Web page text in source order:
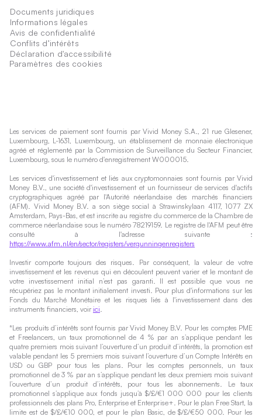
Documents juridiques
Informations légales
Avis de confidentialité
Conflits d’intérêts
Déclaration d'accessibilité
Paramètres des cookies
Les services de paiement sont fournis par Vivid Money S.A., 21 rue Glesener,
Luxembourg, L-1631, Luxembourg, un établissement de monnaie électronique
agréé et réglementé par la Commission de Surveillance du Secteur Financier,
Luxembourg, sous le numéro d'enregistrement W000015.
Les services d'investissement et liés aux cryptomonnaies sont fournis par Vivid
Money B.V., une société d'investissement et un fournisseur de services d'actifs
cryptographiques agréé par l'Autorité néerlandaise des marchés financiers
(AFM). Vivid Money B.V. a son siège social à Strawinskylaan 4117, 1077 ZX
Amsterdam, Pays-Bas, et est inscrite au registre du commerce de la Chambre de
commerce néerlandaise sous le numéro 78219159. Le registre de l'AFM peut être
consulté à l'adresse suivante :
https://www.afm.nl/en/sector/registers/vergunningenregisters
Investir comporte toujours des risques. Par conséquent, la valeur de votre
investissement et les revenus qui en découlent peuvent varier et le montant de
votre investissement initial n’est pas garanti. Il est possible que vous ne
récupériez pas le montant initialement investi. Pour plus d'informations sur les
Fonds du Marché Monétaire et les risques liés à l'investissement dans des
instruments financiers, voir ici.
*Les produits d’intérêts sont fournis par Vivid Money B.V. Pour les comptes PME
et Freelancers, un taux promotionnel de 4 % par an s’applique pendant les
quatre premiers mois suivant l’ouverture d’un produit d’intérêts, la promotion est
valable pendant les 5 premiers mois suivant l’ouverture d’un Compte Intérêts en
USD ou GBP pour tous les plans. Pour les comptes personnels, un taux
promotionnel de 3 % par an s’applique pendant les deux premiers mois suivant
l’ouverture d’un produit d’intérêts, pour tous les abonnements. Le taux
promotionnel s’applique aux fonds jusqu’à $/£/€1 000 000 pour les clients
professionnels des plans Pro, Enterprise et Enterprise+. Pour le plan Free Start, la
limite est de $/£/€10 000, et pour le plan Basic, de $/£/€50 000. Pour les